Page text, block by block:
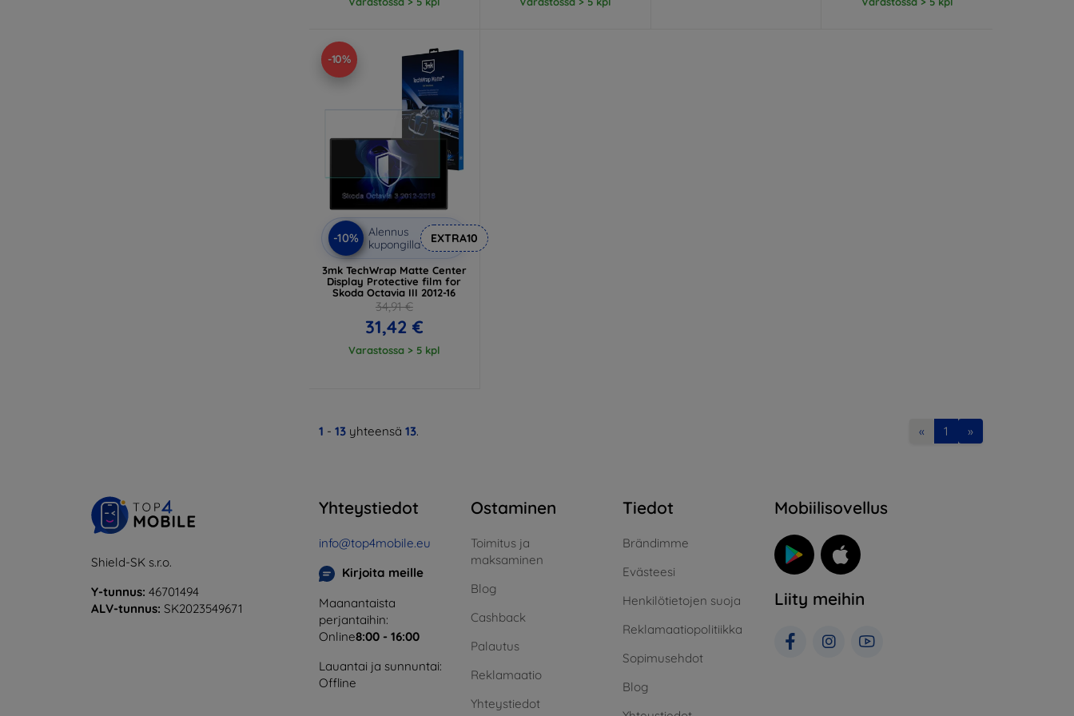
-10%
-10%
Alennus
kupongilla
EXTRA10
3mk TechWrap Matte Center
Display Protective film for
Skoda Octavia III 2012-16
34,91 €
31,42 €
Varastossa > 5 kpl
1 - 13 yhteensä 13. « 1 »
Shield-SK s.r.o.
Y-tunnus: 46701494
ALV-tunnus: SK2023549671
Yhteystiedot
info@top4mobile.eu
Kirjoita meille
Maanantaista
perjantaihin:
Online8:00 - 16:00
Lauantai ja sunnuntai:
Offline
Ostaminen
Toimitus ja
maksaminen
Blog
Cashback
Palautus
Reklamaatio
Yhteystiedot
Tiedot
Brändimme
Evästeesi
Henkilötietojen suoja
Reklamaatiopolitiikka
Sopimusehdot
Blog
Mobiilisovellus
Liity meihin